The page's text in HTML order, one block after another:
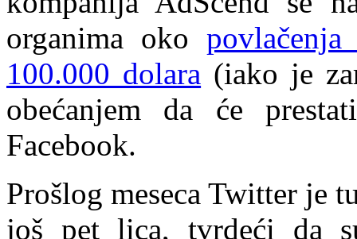
organima oko
100.000 dolara (iako je
obećanjem da će
Facebook.
Prošlog meseca Twitter je
još pet lica, tvrdeći da